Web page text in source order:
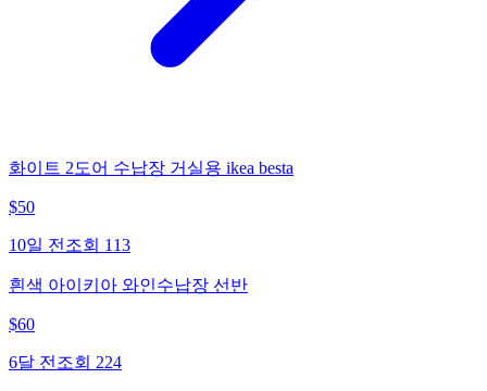
화이트 2도어 수납장 거실용 ikea besta
$50
10일 전 조회 113
흰색 아이키아 와인수납장 선반
$60
6달 전 조회 224